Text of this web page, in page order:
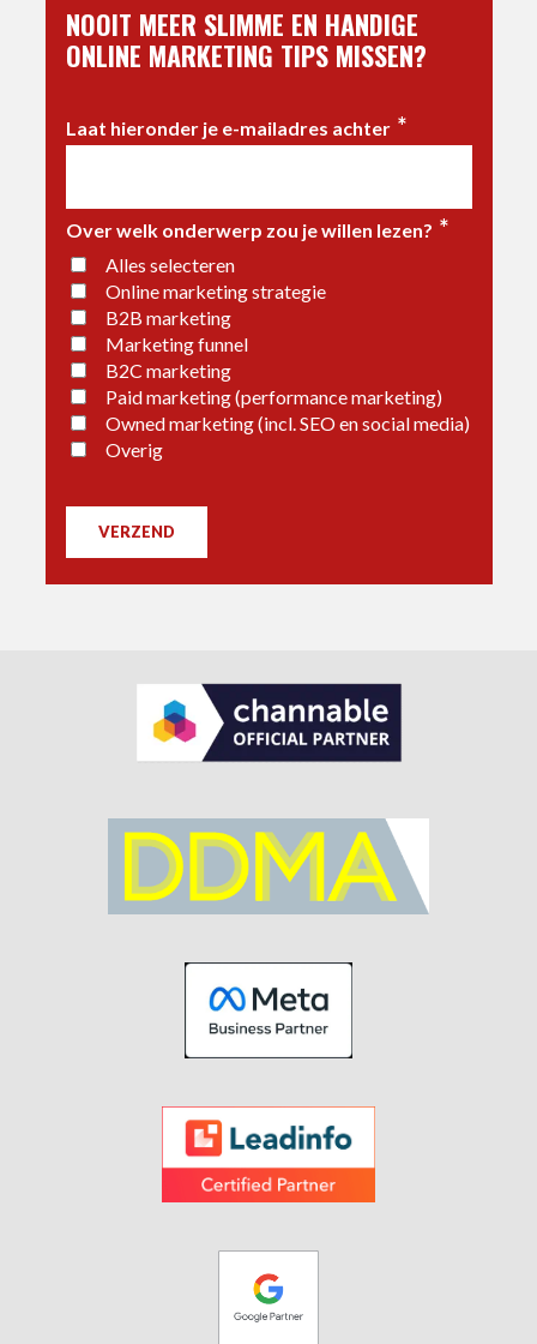
NOOIT MEER SLIMME EN HANDIGE
ONLINE MARKETING TIPS MISSEN?
Laat hieronder je e-mailadres achter *
Over welk onderwerp zou je willen lezen? *
Alles selecteren
Online marketing strategie
B2B marketing
Marketing funnel
B2C marketing
Paid marketing (performance marketing)
Owned marketing (incl. SEO en social media)
Overig
VERZEND